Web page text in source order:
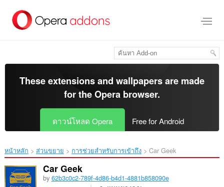
These extensions and wallpapers are made
for theOpera browser.
ดาวน์โหลด Opera Free for Android
หน้าหลัก ส่วนขยาย การช่วยสำหรับการเข้าถึง Car Geek‎
Car Geek
by 62b3c0c2-789f-4d86-b4d1-4881b858090e